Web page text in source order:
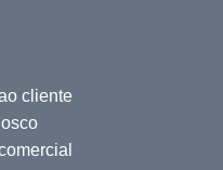
cliente